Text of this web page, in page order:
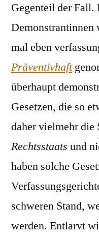
Gegenteil der Fall.
Demonstrantinnen
mal eben
Präventivhaft
überhaupt
Gesetzen, die so
daher vielmehr die
Rechtsstaats und
haben solche
schweren Stand,
werden. Entlarvt